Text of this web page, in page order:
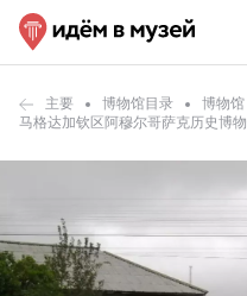
主要 博物馆目录
博物
马格达加钦区阿穆尔哥萨克历史博